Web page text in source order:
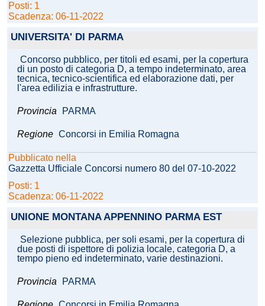
Posti: 1
Scadenza: 06-11-2022
UNIVERSITA' DI PARMA
Concorso pubblico, per titoli ed esami, per la copertura
di un posto di categoria D, a tempo indeterminato, area
tecnica, tecnico-scientifica ed elaborazione dati, per
l'area edilizia e infrastrutture.
Provincia PARMA
Regione Concorsi in Emilia Romagna
Pubblicato nella
Gazzetta Ufficiale Concorsi numero 80 del 07-10-2022
Posti: 1
Scadenza: 06-11-2022
UNIONE MONTANA APPENNINO PARMA EST
Selezione pubblica, per soli esami, per la copertura di
due posti di ispettore di polizia locale, categoria D, a
tempo pieno ed indeterminato, varie destinazioni.
Provincia PARMA